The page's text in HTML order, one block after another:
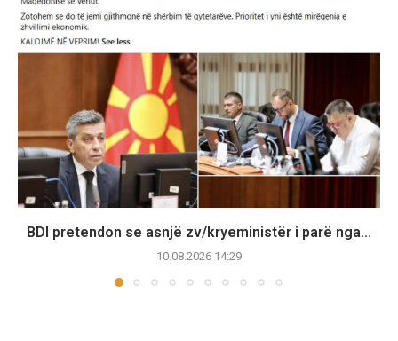
BDI pretendon se asnjë zv/kryeministër i parë nga...
10.08.2026 14:29